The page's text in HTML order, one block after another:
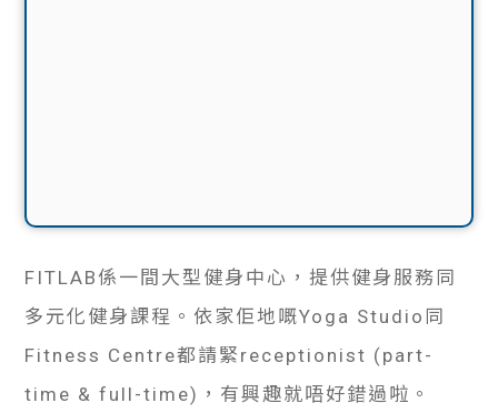
FITLAB係一間大型健身中心，提供健身服務同
多元化健身課程。依家佢地嘅Yoga Studio同
Fitness Centre都請緊receptionist (part-
time & full-time)，有興趣就唔好錯過啦。